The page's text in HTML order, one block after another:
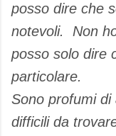
posso dire che
notevoli. Non
posso solo dire
particolare.
Sono profumi di
difficili da